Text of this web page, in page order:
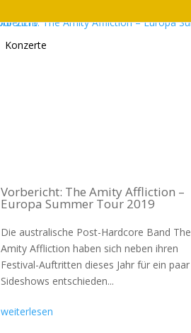
Konzerte
Vorbericht: The Amity Affliction –
Europa Summer Tour 2019
Die australische Post-Hardcore Band The
Amity Affliction haben sich neben ihren
Festival-Auftritten dieses Jahr für ein paar
Sideshows entschieden...
weiterlesen